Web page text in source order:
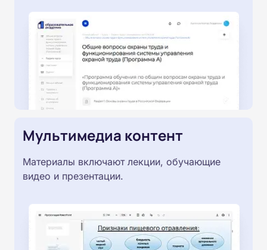
Мультимедиа контент
Материалы включают лекции, обучающие
видео и презентации.